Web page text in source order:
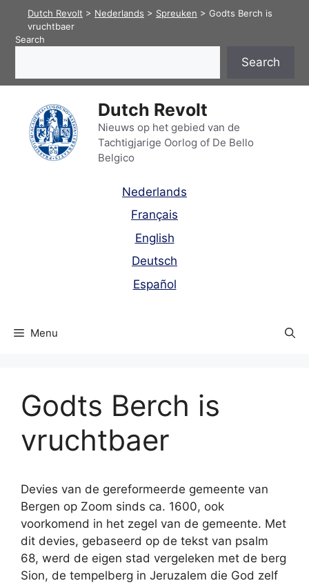
content
Dutch Revolt > Nederlands > Spreuken > Godts Berch is
vruchtbaer
Search
Search
Dutch Revolt
Nieuws op het gebied van de
Tachtigjarige Oorlog of De Bello
Belgico
Nederlands
Français
English
Deutsch
Español
Menu
Godts Berch is
vruchtbaer
Devies van de gereformeerde gemeente van
Bergen op Zoom sinds ca. 1600, ook
voorkomend in het zegel van de gemeente. Met
dit devies, gebaseerd op de tekst van psalm
68, werd de eigen stad vergeleken met de berg
Sion, de tempelberg in Jeruzalem die God zelf